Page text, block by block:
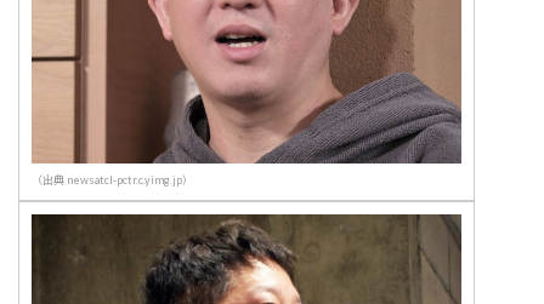
（出典 newsatcl-pctr.c.yimg.jp）